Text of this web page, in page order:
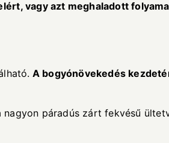
ért, vagy azt meghaladott
A bogyónövekedés kezdeté
nagyon páradús zárt fekvésű